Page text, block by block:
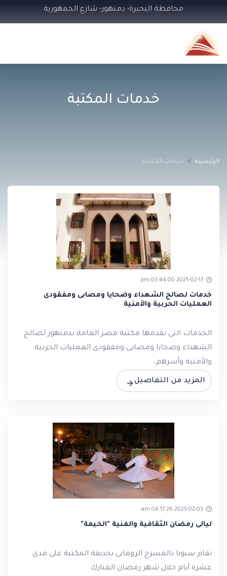
محافظة البحيرة- دمنهور- شارع الجمهورية
خدمات المكتبة
الرئيسية خدمات المكتبة
2025-02-17 03:44:00 am
خدمات لصالح الشهداء وضحايا ومصابى ومفقودى
العمليات الحربية والأمنية
الخدمات التى تقدمها مكتبة مصر العامة بدمنهور لصالح
الشهداء وضحايا ومصابى ومفقودى العمليات الحربية
والأمنية وأسرهم،
المزيد من التفاصيل
2025-02-03 06:17:26 am
ليالى رمضان الثقافية والفنية "الخيمة"
تقام سنويا بالمسرح الرومانى بحديقة المكتبة على مدى
عشرة أيام خلال شهر رمضان المبارك